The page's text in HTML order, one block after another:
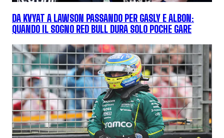
DA KVYAT A LAWSON PASSANDO PER GASLY E ALBON:
QUANDO IL SOGNO RED BULL DURA SOLO POCHE GARE